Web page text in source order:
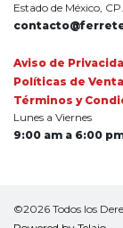
Estado de México,
Aviso de
Políticas de Venta
Términos y
Lunes a Viernes
9:00 am a 6:00
©2026 Todos los